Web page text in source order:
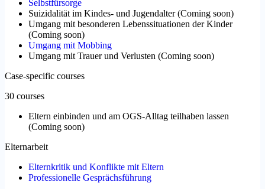
Selbstfürsorge
Suizidalität im Kindes- und Jugendalter(Coming soon)
Umgang mit besonderen Lebenssituationen der Kinder
(Coming soon)
Umgang mit Mobbing
Umgang mit Trauer und Verlusten (Coming soon)
Case-specific courses
30 courses
Eltern einbinden und am OGS-Alltag teilhaben lassen
(Coming soon)
Elternarbeit
Elternkritik und Konflikte mit Eltern
Professionelle Gesprächsführung